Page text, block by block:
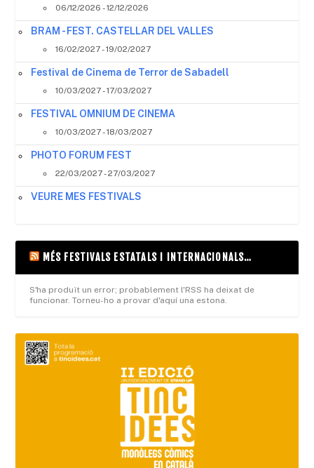
06/12/2026 - 12/12/2026
BRAM - FEST. CASTELLAR DEL VALLES
16/02/2027 - 19/02/2027
Festival de Cinema de Terror de Sabadell
10/03/2027 - 17/03/2027
FESTIVAL OMNIUM DE CINEMA
10/03/2027 - 18/03/2027
PHOTO FORUM FEST
22/03/2027 - 27/03/2027
VEURE MES FESTIVALS
MÉS FESTIVALS ESTATALS I INTERNACIONALS…
S'ha produït un error; probablement l'RSS ha deixat de
funcionar. Torneu-ho a provar d'aquí una estona.